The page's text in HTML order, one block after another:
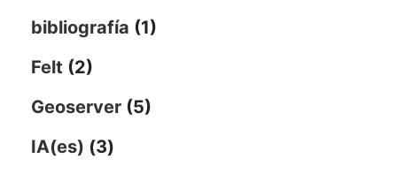
bibliografía (1)
Felt (2)
Geoserver (5)
IA(es) (3)